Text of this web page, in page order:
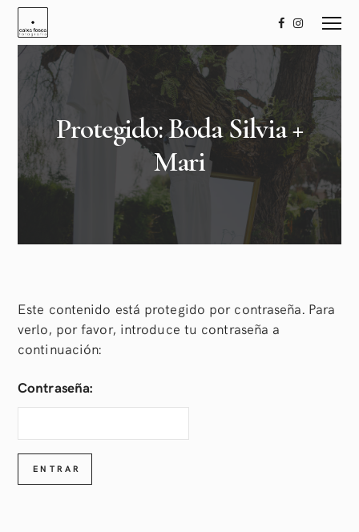
Protegido: Boda Silvia +
Mari
Este contenido está protegido por contraseña. Para
verlo, por favor, introduce tu contraseña a
continuación:
Contraseña: